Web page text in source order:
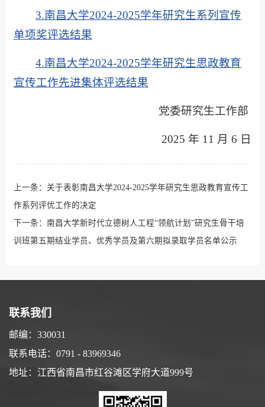
3.南昌大学2024-2025学年研究生系列宣传
单项奖评选结果
4.南昌大学2024-2025学年研究生思政教育
宣传工作先进集体评选结果
党委研究生工作部
2025 年 11 月 6 日
上一条： 关于表彰南昌大学2024-2025学年研究生思政教育宣传工
作系列评优工作的决定
下一条： 南昌大学新时代立德树人工程“领航计划”研究生骨干培
训班第五期结业学员、优秀学员及第六期拟录取学员名单公示
联系我们
邮编：330031
联系电话：0791 - 83969346
地址：江西省南昌市红谷滩区学府大道999号